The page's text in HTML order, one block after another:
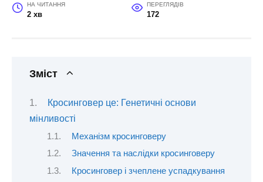
НА ЧИТАННЯ
2 хв
ПЕРЕГЛЯДІВ
172
Зміст
Кросинговер це: Генетичні основи
мінливості
Механізм кросинговеру
Значення та наслідки кросинговеру
Кросинговер і зчеплене успадкування